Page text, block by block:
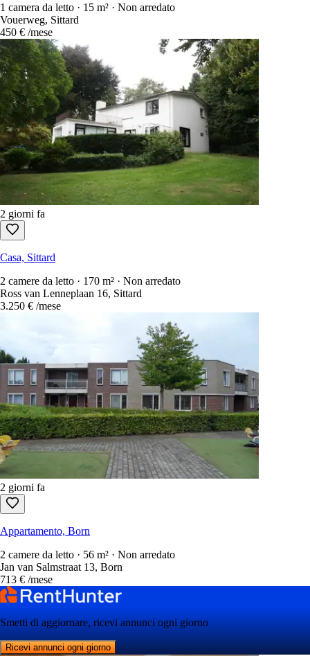
1 camera da letto · 15 m² · Non arredato
Vouerweg, Sittard
450 € /mese
2 giorni fa
Casa, Sittard
2 camere da letto · 170 m² · Non arredato
Ross van Lenneplaan 16, Sittard
3.250 € /mese
2 giorni fa
Appartamento, Born
2 camere da letto · 56 m² · Non arredato
Jan van Salmstraat 13, Born
713 € /mese
Smetti di aggiornare, ricevi annunci ogni giorno
Ricevi annunci ogni giorno